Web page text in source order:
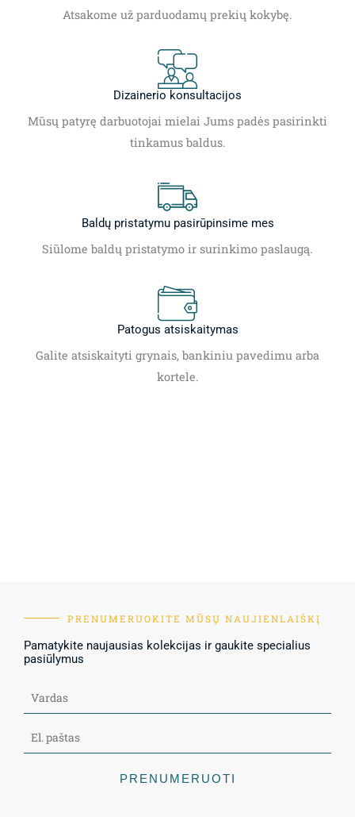
Atsakome už parduodamų prekių kokybę.
Dizainerio konsultacijos
Mūsų patyrę darbuotojai mielai Jums padės pasirinkti
tinkamus baldus.
Baldų pristatymu pasirūpinsime mes
Siūlome baldų pristatymo ir surinkimo paslaugą.
Patogus atsiskaitymas
Galite atsiskaityti grynais, bankiniu pavedimu arba
kortele.
PRENUMERUOKITE MŪSŲ NAUJIENLAIŠKĮ
Pamatykite naujausias kolekcijas ir gaukite specialius
pasiūlymus
PRENUMERUOTI